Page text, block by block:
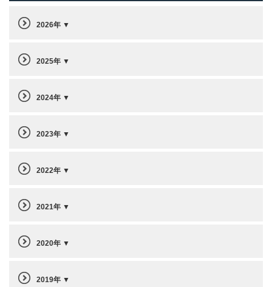
2026年
2025年
2024年
2023年
2022年
2021年
2020年
2019年